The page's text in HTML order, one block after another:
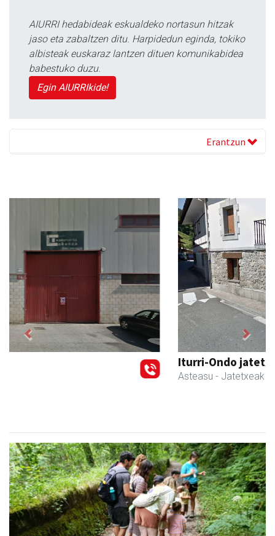
AIURRI hedabideak eskualdeko nortasun hitzak
jaso eta zabaltzen ditu. Harpidedun eginda, tokiko
albisteak euskaraz lantzen dituen komunikabidea
babestuko duzu.
Egin AIURRIkide!
Erantzun
Previous Next